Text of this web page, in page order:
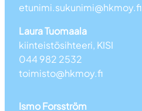
etunimi.sukunimi@hkmoy.fi
Laura Tuomaala
kiinteistösihteeri, KISI
044 982 2532
toimisto@hkmoy.fi
Ismo Forsström